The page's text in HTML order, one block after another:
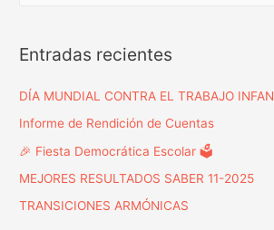
Entradas recientes
DÍA MUNDIAL CONTRA EL TRABAJO
Informe de Rendición de Cuentas
🎉 Fiesta Democrática Escolar 🗳️
MEJORES RESULTADOS SABER 11-2025
TRANSICIONES ARMÓNICAS